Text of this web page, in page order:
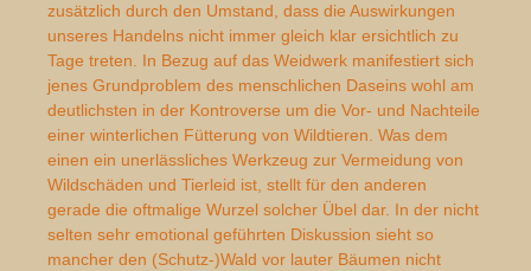
zusätzlich durch den Umstand, dass die Auswirkungen
unseres Handelns nicht immer gleich klar ersichtlich zu
Tage treten. In Bezug auf das Weidwerk manifestiert sich
jenes Grundproblem des menschlichen Daseins wohl am
deutlichsten in der Kontroverse um die Vor- und Nachteile
einer winterlichen Fütterung von Wildtieren. Was dem
einen ein unerlässliches Werkzeug zur Vermeidung von
Wildschäden und Tierleid ist, stellt für den anderen
gerade die oftmalige Wurzel solcher Übel dar. In der nicht
selten sehr emotional geführten Diskussion sieht so
mancher den (Schutz-)Wald vor lauter Bäumen nicht